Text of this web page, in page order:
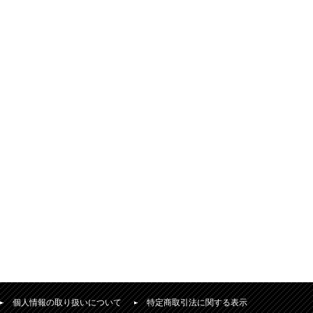
個人情報の取り扱いについて 特定商取引法に関する表示